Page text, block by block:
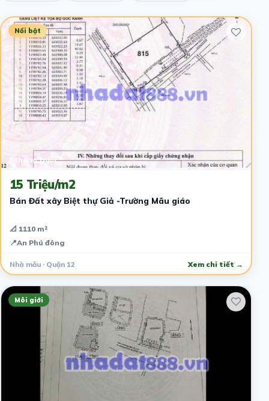
Nổi bật
1 tháng trước
15 Triệu/m2
Bán Đất xây Biệt thự Giả -Trường Mãu giáo
📐 1110 m²
📍An Phú đông
Nhà mẫu · Quận 12 Xem chi tiết →
Môi giới